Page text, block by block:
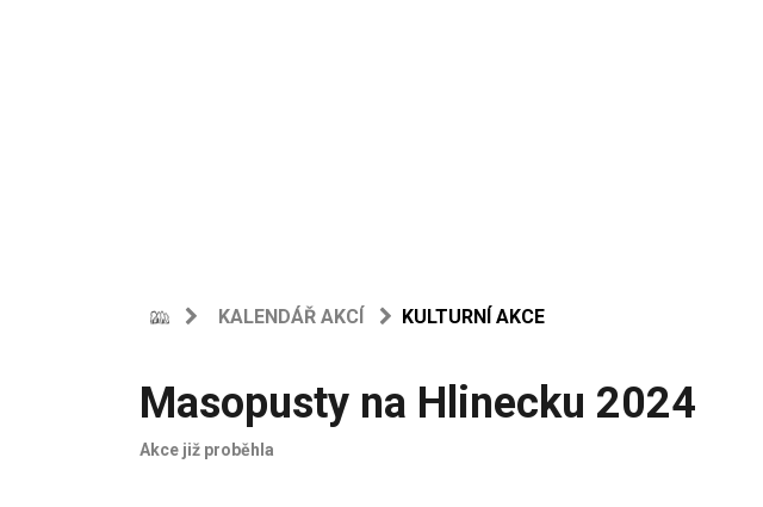
KALENDÁŘ AKCÍ KULTURNÍ AKCE
Masopusty na Hlinecku 2024
Akce již proběhla